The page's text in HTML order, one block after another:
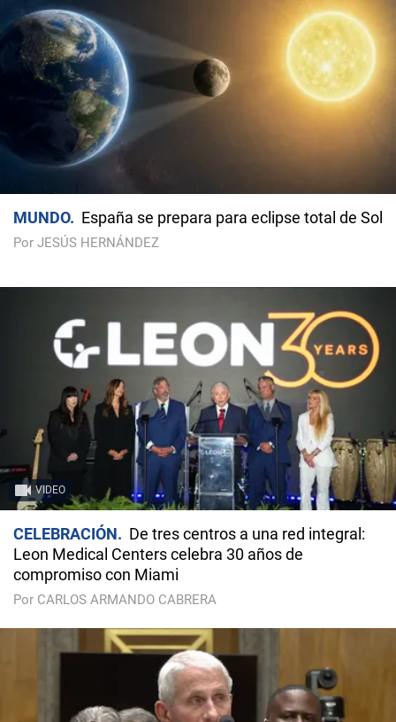
MUNDO España se prepara para eclipse total de Sol
Por JESÚS HERNÁNDEZ
VIDEO
CELEBRACIÓN
De tres centros a una red integral:
Leon Medical Centers celebra 30 años de
compromiso con Miami
Por CARLOS ARMANDO CABRERA